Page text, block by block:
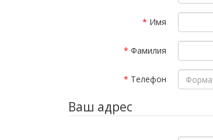
Имя
Фамилия
Телефон
Ваш адрес